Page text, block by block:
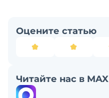
Оцените статью
Читайте нас в MAX